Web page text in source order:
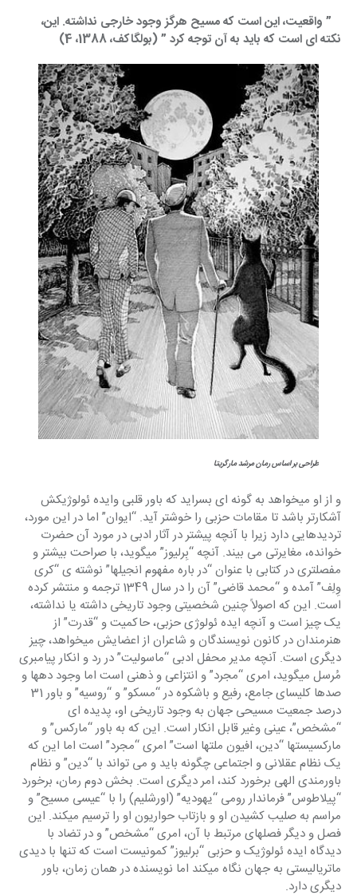
” واقعیت، این است که مسیح هرگز وجود خارجی نداشته. این،
نکته ای است که باید به آن توجه کرد ” (بولگاکف، 1388، 4)
طراحی بر اساس رمان مرشد مارگریتا
و از او میخواهد به گونه ای بسراید که باور قلبی وایده ئولوژیکش
آشکارتر باشد تا مقامات حزبی را خوشتر آید. “ایوان” اما در این مورد،
تردیدهایی دارد زیرا با آنچه پیشتر در آثار ادبی در مورد آن حضرت
خوانده، مغایرتی می بیند. آنچه “بِرلیوز” میگوید، با صراحت بیشتر و
مفصلتری در کتابی با عنوان “در باره مفهوم انجیلها” نوشته ی “کری
وِلِف” آمده و “محمد قاضی” آن را در سال 1349 ترجمه و منتشر کرده
است. این که اصولاً چنین شخصیتی وجود تاریخی داشته یا نداشته،
یک چیز است و آنچه ایده ئولوژی حزبی، حاکمیت و “قدرت” از
هنرمندان در کانون نویسندگان و شاعران از اعضایش میخواهد، چیز
دیگری است. آنچه مدیر محفل ادبی “ماسولیت” در رد و انکار پیامبری
مُرسل میگوید، امری “مجرد” و انتزاعی و ذهنی است اما وجود دهها و
درصد جمعیت مسیحی جهان به وجود تاریخی او، پدیده ای
“مشخص”، عینی وغیر قابل انکار است. این که به باور “مارکس” و
مارکسیستها “دین، افیون ملتها است” امری “مجرد” است اما این که
یک نظام عقلانی و اجتماعی چگونه باید و می تواند با “دین” و نظام
باورمندی الهی برخورد کند، امر دیگری است. بخش دوم رمان، برخورد
“پیلاطوس” فرماندار رومی “یهودیه” (اورشلیم) را با “عیسی مسیح” و
مراسم به صلیب کشیدن او و بازتاب حواریون او را ترسیم میکند. این
فصل و دیگر فصلهای مرتبط با آن، امری “مشخص” و در تضاد با
دیدگاه ایده ئولوژیک و حزبی “برلیوز” کمونیست است که تنها با دیدی
ماتریالیستی به جهان نگاه میکند اما نویسنده در همان زمان، باور
دیگری دارد.